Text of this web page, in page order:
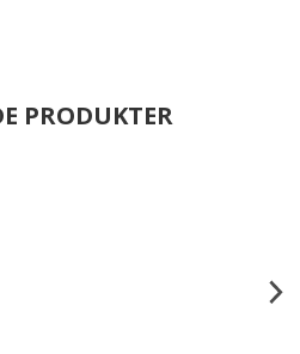
PRODUKTER